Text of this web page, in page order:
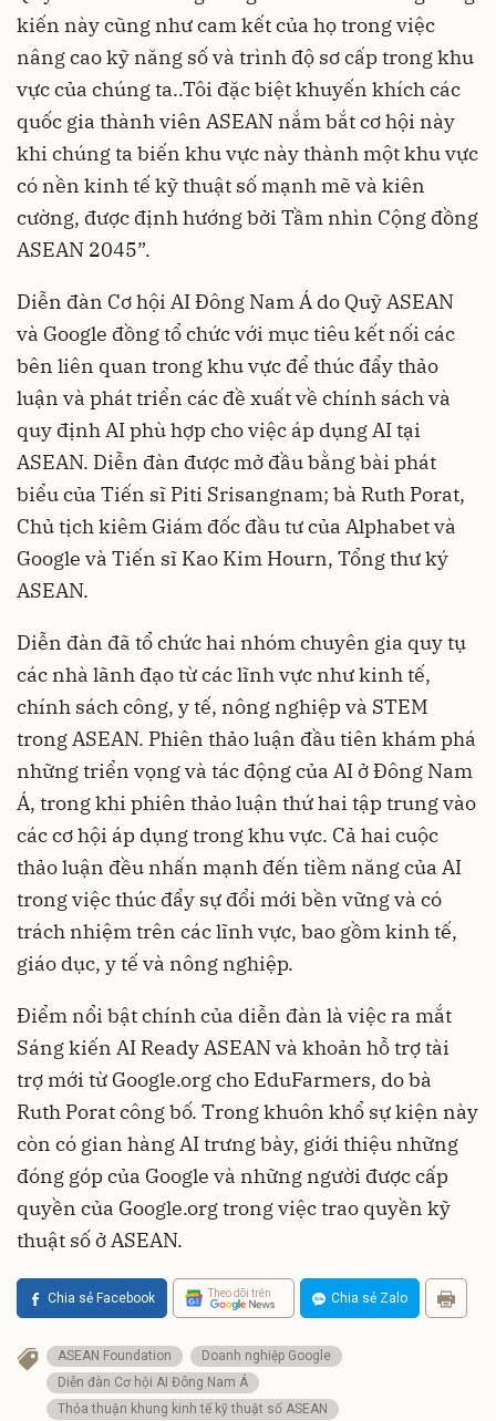
kiến ​​này cũng như cam kết của họ trong việc
nâng cao kỹ năng số và trình độ sơ cấp trong khu
vực của chúng ta..Tôi đặc biệt khuyến khích các
quốc gia thành viên ASEAN nắm bắt cơ hội này
khi chúng ta biến khu vực này thành một khu vực
có nền kinh tế kỹ thuật số mạnh mẽ và kiên
cường, được định hướng bởi Tầm nhìn Cộng đồng
ASEAN 2045”.
Diễn đàn Cơ hội AI Đông Nam Á do Quỹ ASEAN
và Google đồng tổ chức với mục tiêu kết nối các
bên liên quan trong khu vực để thúc đẩy thảo
luận và phát triển các đề xuất về chính sách và
quy định AI phù hợp cho việc áp dụng AI tại
ASEAN. Diễn đàn được mở đầu bằng bài phát
biểu của Tiến sĩ Piti Srisangnam; bà Ruth Porat,
Chủ tịch kiêm Giám đốc đầu tư của Alphabet và
Google và Tiến sĩ Kao Kim Hourn, Tổng thư ký
ASEAN.
Diễn đàn đã tổ chức hai nhóm chuyên gia quy tụ
các nhà lãnh đạo từ các lĩnh vực như kinh tế,
chính sách công, y tế, nông nghiệp và STEM
trong ASEAN. Phiên thảo luận đầu tiên khám phá
những triển vọng và tác động của AI ở Đông Nam
Á, trong khi phiên thảo luận thứ hai tập trung vào
các cơ hội áp dụng trong khu vực. Cả hai cuộc
thảo luận đều nhấn mạnh đến tiềm năng của AI
trong việc thúc đẩy sự đổi mới bền vững và có
trách nhiệm trên các lĩnh vực, bao gồm kinh tế,
giáo dục, y tế và nông nghiệp.
Điểm nổi bật chính của diễn đàn là việc ra mắt
Sáng kiến ​​AI Ready ASEAN và khoản hỗ trợ tài
trợ mới từ Google.org cho EduFarmers, do bà
Ruth Porat công bố. Trong khuôn khổ sự kiện này
còn có gian hàng AI trưng bày, giới thiệu những
đóng góp của Google và những người được cấp
quyền của Google.org trong việc trao quyền kỹ
thuật số ở ASEAN.
Chia sẻ Facebook Theo dõi trên Chia sẻ Zalo
ASEAN Foundation
Doanh nghiệp Google
Diễn đàn Cơ hội AI Đông Nam Á
Thỏa thuận khung kinh tế kỹ thuật số ASEAN